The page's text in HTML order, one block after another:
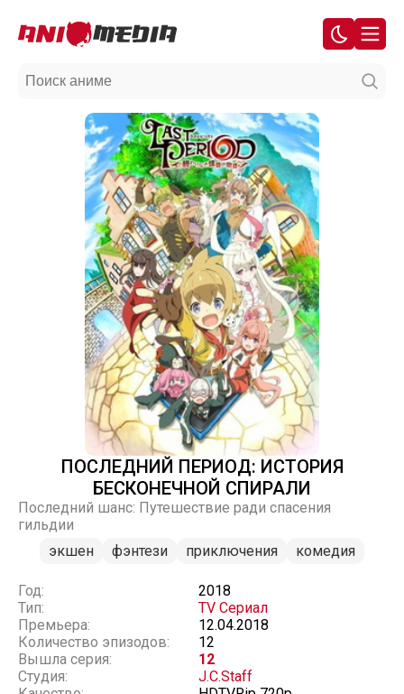
ПОСЛЕДНИЙ ПЕРИОД: ИСТОРИЯ
БЕСКОНЕЧНОЙ СПИРАЛИ
Последний шанс: Путешествие ради спасения
гильдии
экшен
фэнтези приключения комедия
Год:
2018
Тип:
TV Сериал
Премьера:
12.04.2018
Количество эпизодов:
12
Вышла серия:
12
Студия:
J.C.Staff